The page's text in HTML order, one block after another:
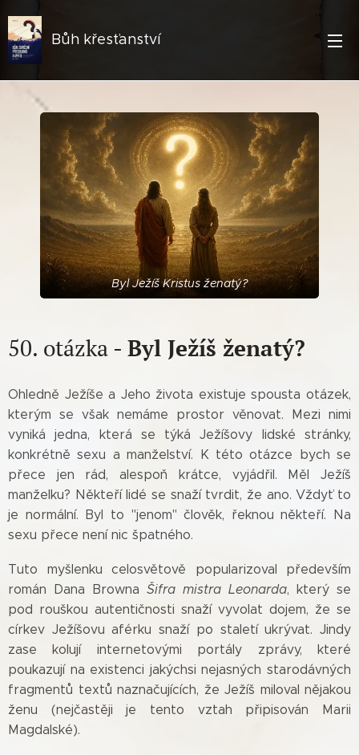
Bůh křesťanství
Byl Ježíš Kristus ženatý?
50. otázka - Byl Ježíš ženatý?
Ohledně Ježíše a Jeho života existuje spousta otázek,
kterým se však nemáme prostor věnovat. Mezi nimi
vyniká jedna, která se týká Ježíšovy lidské stránky,
konkrétně sexu a manželství. K této otázce bych se
přece jen rád, alespoň krátce, vyjádřil. Měl Ježíš
manželku? Někteří lidé se snaží tvrdit, že ano. Vždyť to
je normální. Byl to "jenom" člověk, řeknou někteří. Na
sexu přece není nic špatného.
Tuto myšlenku celosvětově popularizoval především
román Dana Browna Šifra mistra Leonarda, který se
pod rouškou autentičnosti snaží vyvolat dojem, že se
církev Ježíšovu aférku snaží po staletí ukrývat. Jindy
zase kolují internetovými portály zprávy, které
poukazují na existenci jakýchsi nejasných starodávných
fragmentů textů naznačujících, že Ježíš miloval nějakou
ženu (nejčastěji je tento vztah připisován Marii
Magdalské).